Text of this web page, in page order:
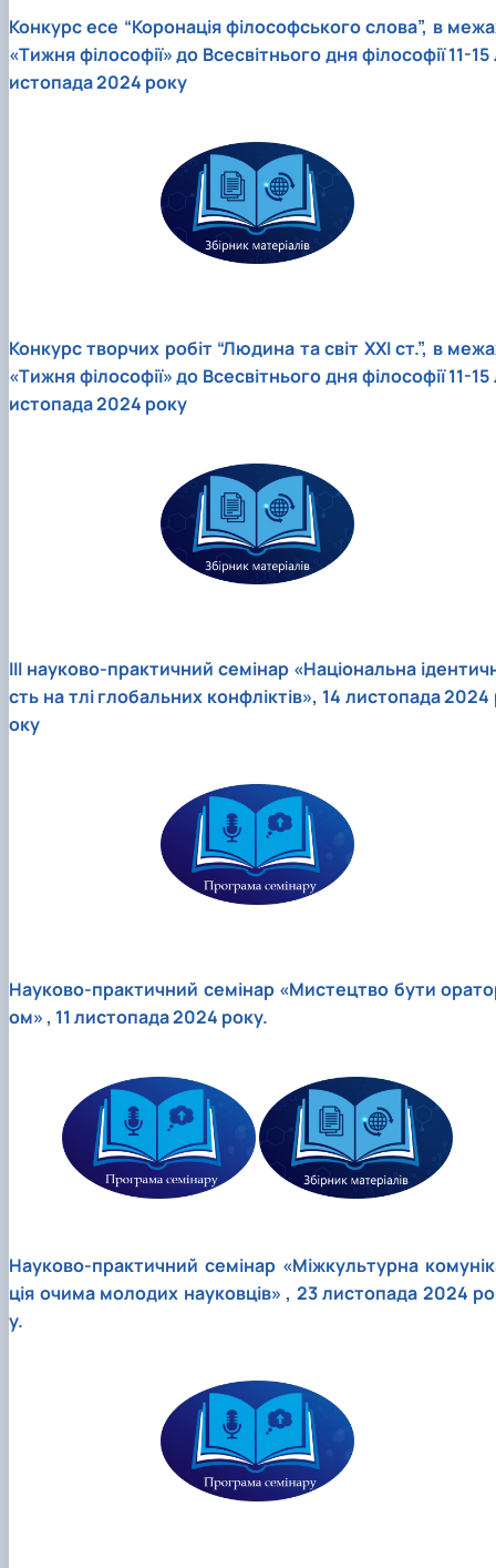
Конкурс есе “Коронація філософського слова”, в
«Тижня філософії» до Всесвітнього дня філософії 11-15
истопада 2024 року
Конкурс творчих робіт “Людина та світ ХХІ ст.”, в
«Тижня філософії» до Всесвітнього дня філософії 11-15
истопада 2024 року
ІІІ науково-практичний семінар «Національна
сть на тлі глобальних конфліктів», 14 листопада 2024
оку
Науково-практичний семінар «Мистецтво бути
ом» , 11 листопада 2024 року.
Науково-практичний семінар «Міжкультурна
ція очима молодих науковців» , 23 листопада 2024
у.